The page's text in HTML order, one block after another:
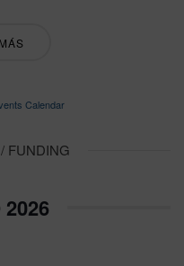
Calendar
FUNDING
2026